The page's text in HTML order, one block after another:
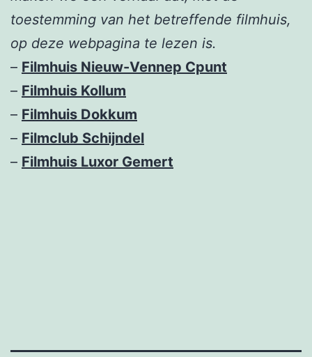
toestemming van het betreffende filmhuis,
op deze webpagina te lezen is.
– Filmhuis Nieuw-Vennep Cpunt
– Filmhuis Kollum
– Filmhuis Dokkum
– Filmclub Schijndel
– Filmhuis Luxor Gemert